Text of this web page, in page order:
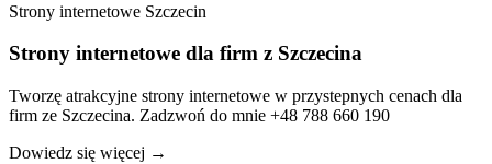
Strony internetowe Szczecin
Strony internetowe dla firm z Szczecina
Tworzę atrakcyjne strony internetowe w przystepnych cenach dla
firm ze Szczecina. Zadzwoń do mnie +48 788 660 190
Dowiedz się więcej →